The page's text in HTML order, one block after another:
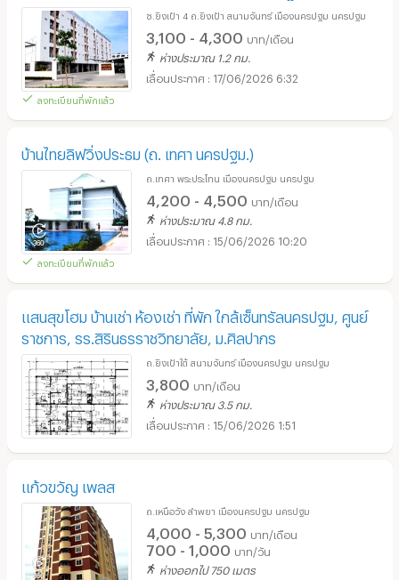
ลงทะเบียนที่พักแล้ว
ซ.ยิงเป้า 4 ถ.ยิงเป้า สนามจันทร์ เมืองนครปฐม นครปฐม
3,100 - 4,300 บาท/เดือน
ห่างประมาณ 1.2 กม.
17/06/2026 6:32
บ้านไทยลิฟวิ่งประธม (ถ. เทศา นครปฐม.)
ลงทะเบียนที่พักแล้ว
ถ.เทศา พระประโทน เมืองนครปฐม นครปฐม
4,200 - 4,500 บาท/เดือน
ห่างประมาณ 4.8 กม.
15/06/2026 10:20
แสนสุขโฮม บ้านเช่า ห้องเช่า ที่พัก ใกล้เซ็นทรัลนครปฐม, ศูนย์
ราชการ, รร.สิรินธรราชวิทยาลัย, ม.ศิลปากร
ถ.ยิงเป้าใต้ สนามจันทร์ เมืองนครปฐม นครปฐม
3,800 บาท/เดือน
ห่างประมาณ 3.5 กม.
15/06/2026 1:51
แก้วขวัญ เพลส
ถ.เหนือวัง ลำพยา เมืองนครปฐม นครปฐม
4,000 - 5,300 บาท/เดือน
700 - 1,000 บาท/วัน
ห่างออกไป 750 เมตร